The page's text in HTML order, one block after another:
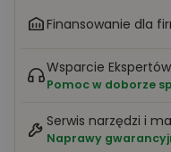
Finansowanie dla
Wsparcie Ekspertów
Pomoc w doborze
Serwis narzędzi i
Naprawy